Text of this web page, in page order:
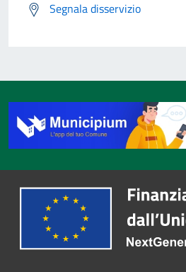
Segnala disservizio